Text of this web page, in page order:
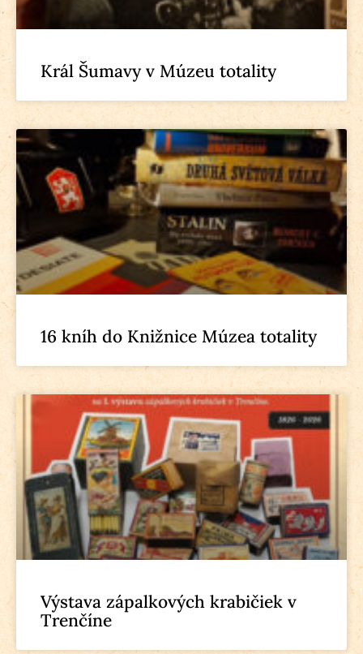
Král Šumavy v Múzeu totality
16 kníh do Knižnice Múzea totality
Výstava zápalkových krabičiek v
Trenčíne